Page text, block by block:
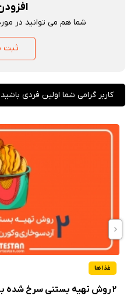
شما هم می توانید در
ثبت
کاربر گرامی شما اولین فردی
غذا ها
۲ روش تهیه بستنی سرخ شده